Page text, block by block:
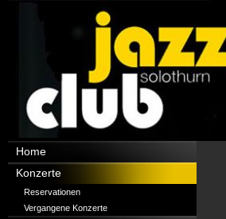
Navigation
überspringen
Home
Konzerte
Reservationen
Vergangene Konzerte